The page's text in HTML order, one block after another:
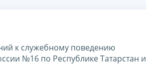
к служебному поведению
№16 по Республике Татарстан и